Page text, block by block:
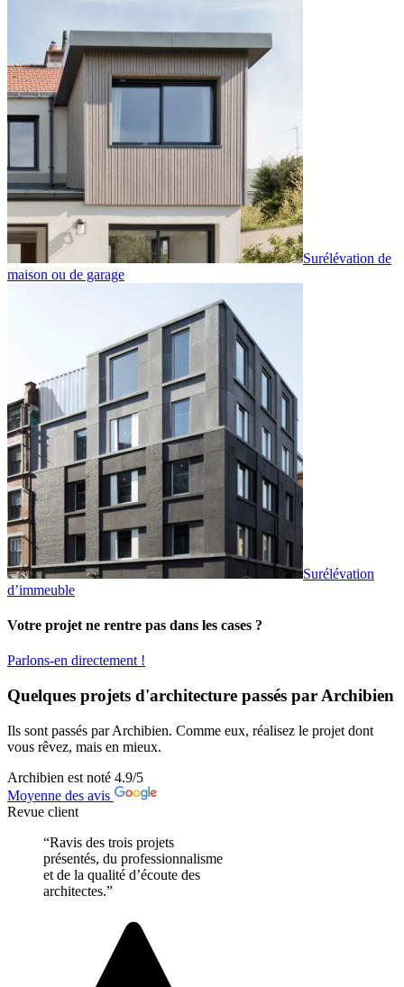
Surélévation de
maison ou de garage
Surélévation
d’immeuble
Votre projet ne rentre pas dans les cases ?
Parlons-en directement !
Quelques projets d'architecture passés par Archibien
Ils sont passés par Archibien. Comme eux, réalisez le projet dont
vous rêvez, mais en mieux.
Archibien est noté 4.9/5
Moyenne des avis
Revue client
“Ravis des trois projets
présentés, du professionnalisme
et de la qualité d’écoute des
architectes.”